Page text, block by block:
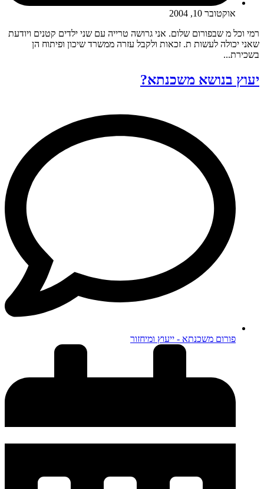
אוקטובר 10, 2004
רמי וכל מ שבפורום שלום. אני גרושה טרייה עם שני ילדים קטנים ויודעת
שאני יכולה לעשות ת. זכאות ולקבל עזרה ממשרד שיכון ופיתוח הן
בשכירת...
יעוץ בנושא משכנתא?
פורום משכנתא - ייעוץ ומיחזור